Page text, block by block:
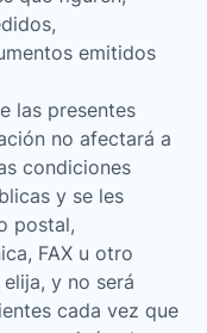
emitidos
las presentes
no afectará a
condiciones
y se les
postal,
FAX u otro
y no será
cada vez que